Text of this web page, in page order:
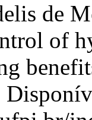
de
of